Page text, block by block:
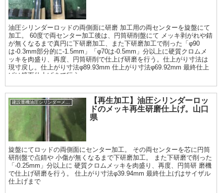
油圧シリンダーロッドの両側面に研磨 加工用の両センターを旋盤にて
加工。 60度で両センター加工後は、円筒研削盤にて メッキ剥がれや錆
が無くなるまで真円に下研磨加工、また下研磨加工で削った「φ90
は-0.3mm部分的に-1.5mm」「φ70は-0.5mm」分以上に硬質クロムメ
ッキを肉盛り、再度、円筒研削で仕上げ研磨を行う。仕上がり寸法は
現寸戻し。仕上がり寸法φ89.93mm 仕上がり寸法φ69.92mm 最終仕上
げは鏡面仕上げまで行う
【再生加工】油圧シリンダーロッ
ドのメッキ再生研磨仕上げ。山口
県
旋盤にてロッドの両側面にセンター加工。 その両センターを芯に円筒
研削盤で点錆や 小傷が無くなるまで下研磨加工。 また下研磨で削った
「-0.25mm」分以上に 硬質クロムメッキを肉盛り、再度、円筒研 磨機
で仕上げ研磨を行う。 仕上がり寸法φ39.94mm 最終仕上げはサイザル
仕上げまで